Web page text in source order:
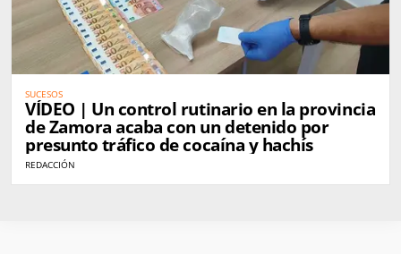
SUCESOS
VÍDEO | Un control rutinario en la provincia
de Zamora acaba con un detenido por
presunto tráfico de cocaína y hachís
REDACCIÓN